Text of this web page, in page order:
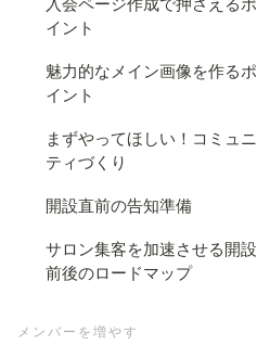
イント
魅力的なメイン画像を作るポ
イント
まずやってほしい！コミュニ
ティづくり
開設直前の告知準備
サロン集客を加速させる開設
前後のロードマップ
メンバーを増やす